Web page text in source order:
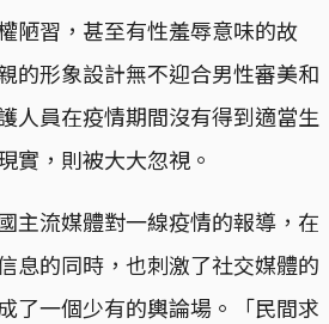
陋習，甚至有性羞辱意味的故
的形象設計無不迎合男性審美和
人員在疫情期間沒有得到適當生
實，則被大大忽視。
主流媒體對一線疫情的報導，在
息的同時，也刺激了社交媒體的
了一個少有的輿論場。「民間求